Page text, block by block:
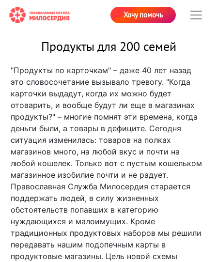
Хочу помочь
Продукты для 200 семей
"Продукты по карточкам" – даже 40 лет назад
это словосочетание вызывало тревогу. "Когда
карточки выдадут, когда их можно будет
отоварить, и вообще будут ли еще в магазинах
продукты?" – многие помнят эти времена, когда
деньги были, а товары в дефиците. Сегодня
ситуация изменилась: товаров на полках
магазинов много, на любой вкус и почти на
любой кошелек. Только вот с пустым кошельком
магазинное изобилие почти и не радует.
Православная Служба Милосердия старается
поддержать людей, в силу жизненных
обстоятельств попавших в категорию
нуждающихся и малоимущих. Кроме
традиционных продуктовых наборов мы решили
передавать нашим подопечным карты в
продуктовые магазины. Цель новой схемы